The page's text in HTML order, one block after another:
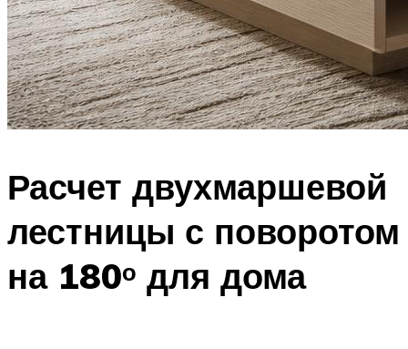
Расчет двухмаршевой
лестницы с поворотом
на 180ᵒ для дома